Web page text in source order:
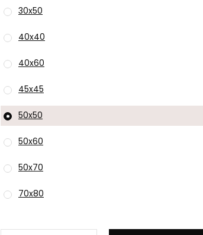
30x50
40x40
40x60
45x45
50x50
50x60
50x70
70x80